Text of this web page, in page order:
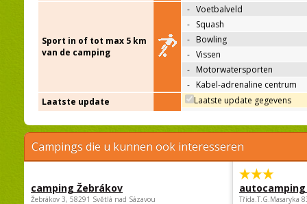
Sport in of tot max 5 km
van de camping
- Voetbalveld
- Squash
- Bowling
- Vissen
- Motorwatersporten
- Kabel-adrenaline centrum
Laatste update
Laatste update gegevens
Campings die u kunnen ook interesseren
camping Žebrákov
Žebrákov 3, 58291 Světlá nad Sázavou
autocamping
Třída.T.G.Masaryka